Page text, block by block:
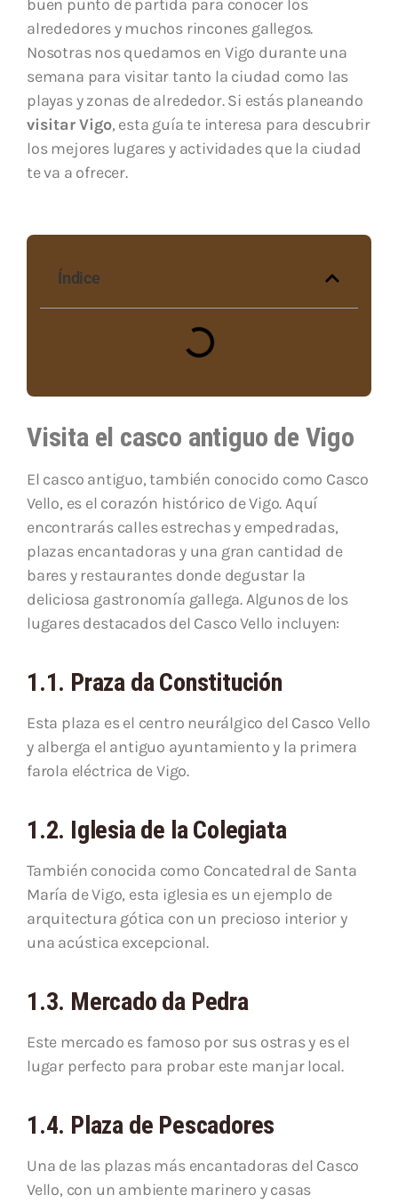
buen punto de partida para conocer los
alrededores y muchos rincones gallegos.
Nosotras nos quedamos en Vigo durante una
semana para visitar tanto la ciudad como las
playas y zonas de alrededor. Si estás planeando
visitar Vigo, esta guía te interesa para descubrir
los mejores lugares y actividades que la ciudad
te va a ofrecer.
Índice
Visita el casco antiguo de Vigo
El casco antiguo, también conocido como Casco
Vello, es el corazón histórico de Vigo. Aquí
encontrarás calles estrechas y empedradas,
plazas encantadoras y una gran cantidad de
bares y restaurantes donde degustar la
deliciosa gastronomía gallega. Algunos de los
lugares destacados del Casco Vello incluyen:
1.1. Praza da Constitución
Esta plaza es el centro neurálgico del Casco Vello
y alberga el antiguo ayuntamiento y la primera
farola eléctrica de Vigo.
1.2. Iglesia de la Colegiata
También conocida como Concatedral de Santa
María de Vigo, esta iglesia es un ejemplo de
arquitectura gótica con un precioso interior y
una acústica excepcional.
1.3. Mercado da Pedra
Este mercado es famoso por sus ostras y es el
lugar perfecto para probar este manjar local.
1.4. Plaza de Pescadores
Una de las plazas más encantadoras del Casco
Vello, con un ambiente marinero y casas